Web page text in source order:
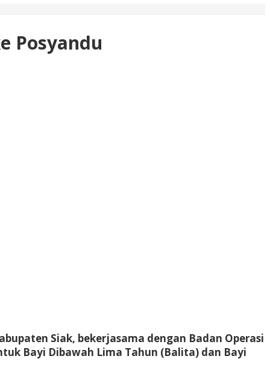
Posyandu
Siak, bekerjasama dengan Badan Operasi
Bayi Dibawah Lima Tahun (Balita) dan Bayi